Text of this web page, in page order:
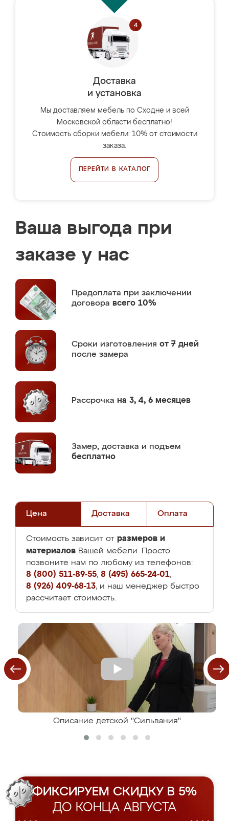
Доставка
и установка
Мы доставляем мебель по Сходне и всей
Московской области бесплатно!
Стоимость сборки мебели: 10% от стоимости
заказа.
ПЕРЕЙТИ В КАТАЛОГ
Ваша выгода при
заказе у нас
Предоплата при заключении
договора всего 10%
Сроки изготовления от 7 дней
после замера
Рассрочка на 3, 4, 6 месяцев
Замер, доставка и подъем
бесплатно
Цена Доставка Оплата
Стоимость зависит от размеров и
материалов Вашей мебели. Просто
позвоните нам по любому из телефонов:
8 (800) 511-89-55, 8 (495) 665-24-01,
8 (926) 409-68-13, и наш менеджер быстро
рассчитает стоимость.
Описание детской "Сильвания"
ФИКСИРУЕМ СКИДКУ В 5%
ДО КОНЦА АВГУСТА